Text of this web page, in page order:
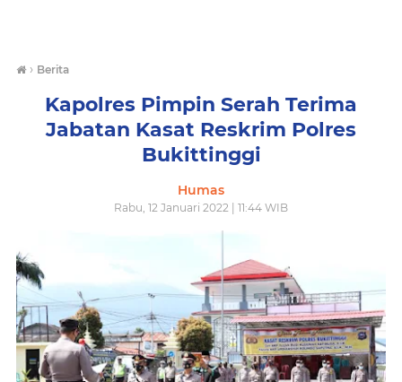
› Berita
Kapolres Pimpin Serah Terima
Jabatan Kasat Reskrim Polres
Bukittinggi
Humas
Rabu, 12 Januari 2022 | 11:44 WIB